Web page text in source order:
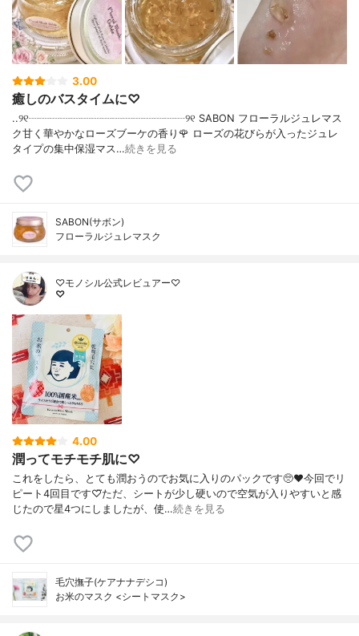
3.00
癒しのバスタイムに♡
..୨୧┈┈┈┈┈┈┈┈┈┈┈┈┈┈┈୨୧ SABON フローラルジュレマス
ク甘く華やかなローズブーケの香り🌹 ローズの花びらが入ったジュレ
タイプの集中保湿マス…続きを見る
SABON(サボン)
フローラルジュレマスク
♡モノシル公式レビュアー♡
♡
4.00
潤ってモチモチ肌に♡
これをしたら、とても潤おうのでお気に入りのパックです🥺❤今回でリ
ピート4回目です♡⃛ただ、シートが少し硬いので空気が入りやすいと感
じたので星4つにしましたが、使…続きを見る
毛穴撫子(ケアナナデシコ)
お米のマスク <シートマスク>